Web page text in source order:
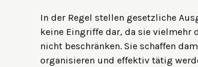
In der Regel stellen gesetzliche
keine Eingriffe dar, da sie vielmehr
nicht beschränken. Sie schaffen
organisieren und effektiv tätig